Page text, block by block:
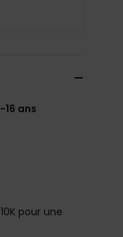
ans
pour une